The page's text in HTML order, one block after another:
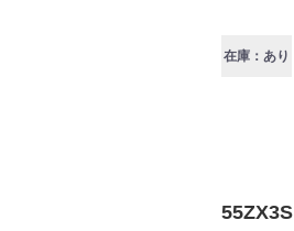
在庫：あり
55ZX3S